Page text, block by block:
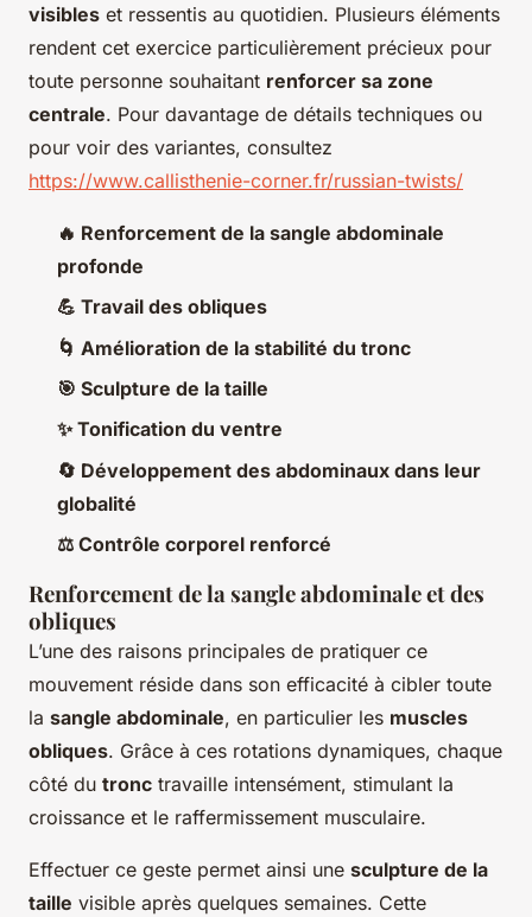
visibles et ressentis au quotidien. Plusieurs éléments
rendent cet exercice particulièrement précieux pour
toute personne souhaitant renforcer sa zone
centrale. Pour davantage de détails techniques ou
pour voir des variantes, consultez
https://www.callisthenie-corner.fr/russian-twists/
🔥 Renforcement de la sangle abdominale
profonde
💪 Travail des obliques
🌀 Amélioration de la stabilité du tronc
🎯 Sculpture de la taille
✨ Tonification du ventre
🔄 Développement des abdominaux dans leur
globalité
⚖️ Contrôle corporel renforcé
Renforcement de la sangle abdominale et des
obliques
L’une des raisons principales de pratiquer ce
mouvement réside dans son efficacité à cibler toute
la sangle abdominale, en particulier les muscles
obliques. Grâce à ces rotations dynamiques, chaque
côté du tronc travaille intensément, stimulant la
croissance et le raffermissement musculaire.
Effectuer ce geste permet ainsi une sculpture de la
taille visible après quelques semaines. Cette